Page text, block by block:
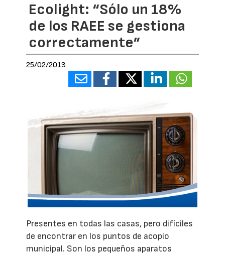
Ecolight: “Sólo un 18%
de los RAEE se gestiona
correctamente”
25/02/2013
Presentes en todas las casas, pero difíciles
de encontrar en los puntos de acopio
municipal. Son los pequeños aparatos